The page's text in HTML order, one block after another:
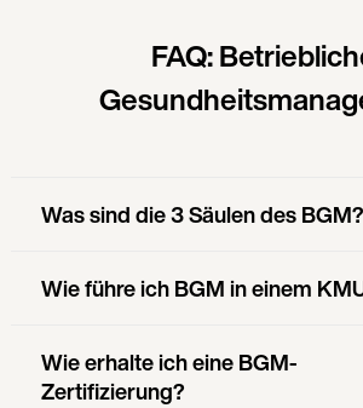
FAQ:
Was sind die 3 Säulen des BGM?
Wie führe ich BGM in einem
Wie erhalte ich eine BGM-
Zertifizierung?